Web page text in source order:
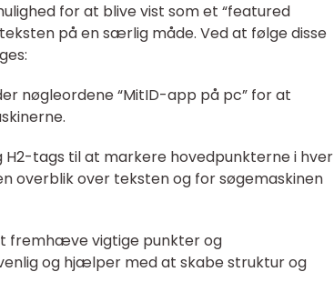
for at blive vist som et “featured
på en særlig måde. Ved at følge disse
nøgleordene “MitID-app på pc” for at
H2-tags til at markere hovedpunkterne i hver
overblik over teksten og for søgemaskinen
fremhæve vigtige punkter og
og hjælper med at skabe struktur og